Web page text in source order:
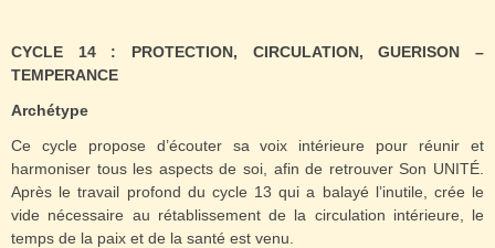
CYCLE 14 : PROTECTION, CIRCULATION, GUERISON –
TEMPERANCE
Archétype
Ce cycle propose d’écouter sa voix intérieure pour réunir et
harmoniser tous les aspects de soi, afin de retrouver Son UNITÉ.
Après le travail profond du cycle 13 qui a balayé l’inutile, crée le
vide nécessaire au rétablissement de la circulation intérieure, le
temps de la paix et de la santé est venu.